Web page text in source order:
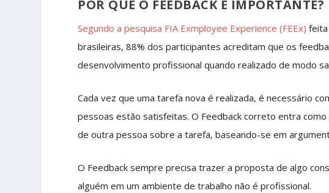
POR QUE O FEEDBACK É IMPORTANTE?
Segundo a pesquisa FIA Exmployee Experience (FEEx)
brasileiras, 88% dos participantes acreditam que os
desenvolvimento profissional quando realizado de modo
Cada vez que uma tarefa nova é realizada, é necessário
pessoas estão satisfeitas. O Feedback correto entra
de outra pessoa sobre a tarefa, baseando-se em
O Feedback sempre precisa trazer a proposta de algo
alguém em um ambiente de trabalho não é profissional.